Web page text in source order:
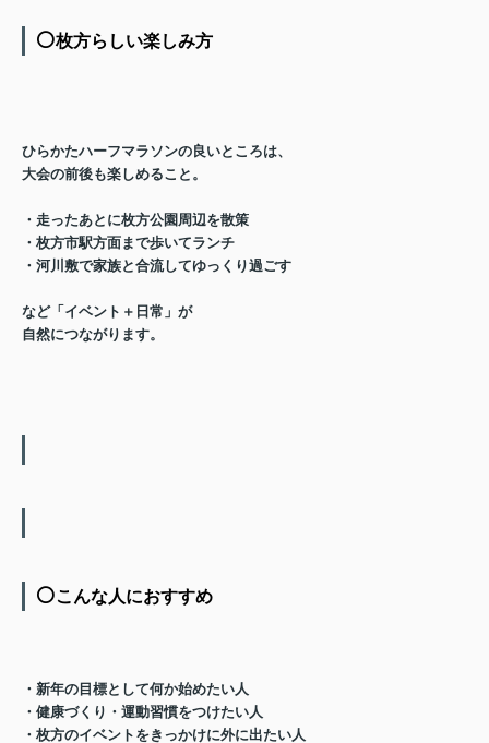
⚪️枚方らしい楽しみ方
ひらかたハーフマラソンの良いところは、
大会の前後も楽しめること。
・走ったあとに枚方公園周辺を散策
・枚方市駅方面まで歩いてランチ
・河川敷で家族と合流してゆっくり過ごす
など「イベント＋日常」が
自然につながります。
⚪️こんな人におすすめ
・新年の目標として何か始めたい人
・健康づくり・運動習慣をつけたい人
・枚方のイベントをきっかけに外に出たい人